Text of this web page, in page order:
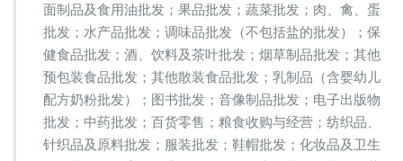
面制品及食用油批发；果品批发；蔬菜批发；肉、禽、蛋
批发；水产品批发；调味品批发（不包括盐的批发）；保
健食品批发；酒、饮料及茶叶批发；烟草制品批发；其他
预包装食品批发；其他散装食品批发；乳制品（含婴幼儿
配方奶粉批发）；图书批发；音像制品批发；电子出版物
批发；中药批发；百货零售；粮食收购与经营；纺织品、
针织品及原料批发；服装批发；鞋帽批发；化妆品及卫生